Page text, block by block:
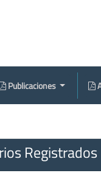
Publicaciones
Registrados